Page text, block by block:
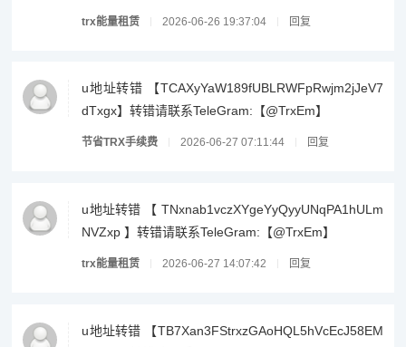
trx能量租赁 2026-06-26 19:37:04 回复
u地址转错 【TCAXyYaW189fUBLRWFpRwjm2jJeV7
dTxgx】转错请联系TeleGram:【@TrxEm】
节省TRX手续费 2026-06-27 07:11:44 回复
u地址转错 【 TNxnab1vczXYgeYyQyyUNqPA1hULm
NVZxp 】转错请联系TeleGram:【@TrxEm】
trx能量租赁 2026-06-27 14:07:42 回复
u地址转错 【TB7Xan3FStrxzGAoHQL5hVcEcJ58EM